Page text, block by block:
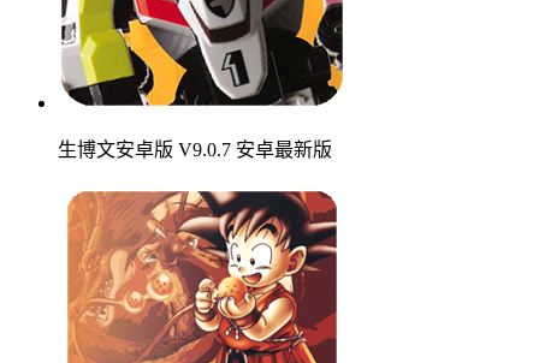
生博文安卓版 V9.0.7 安卓最新版